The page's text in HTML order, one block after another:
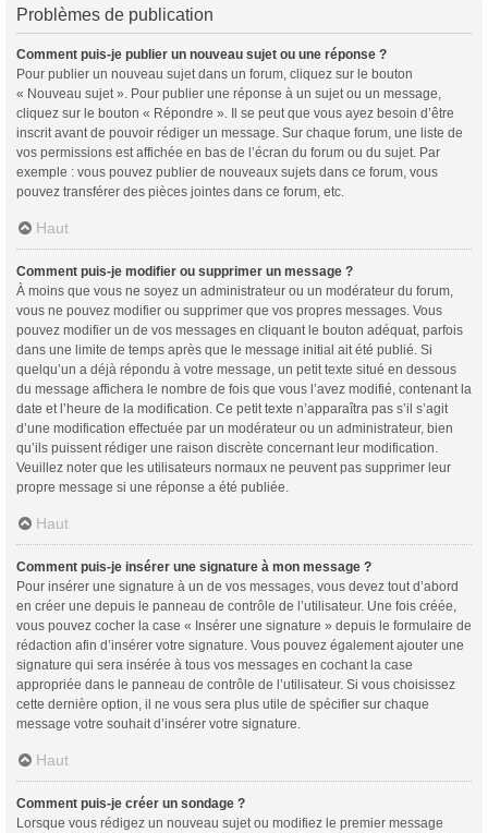
Problèmes de publication
Comment puis-je publier un nouveau sujet ou une réponse ?
Pour publier un nouveau sujet dans un forum, cliquez sur le bouton
« Nouveau sujet ». Pour publier une réponse à un sujet ou un message,
cliquez sur le bouton « Répondre ». Il se peut que vous ayez besoin d’être
inscrit avant de pouvoir rédiger un message. Sur chaque forum, une liste de
vos permissions est affichée en bas de l’écran du forum ou du sujet. Par
exemple : vous pouvez publier de nouveaux sujets dans ce forum, vous
pouvez transférer des pièces jointes dans ce forum, etc.
Haut
Comment puis-je modifier ou supprimer un message ?
À moins que vous ne soyez un administrateur ou un modérateur du forum,
vous ne pouvez modifier ou supprimer que vos propres messages. Vous
pouvez modifier un de vos messages en cliquant le bouton adéquat, parfois
dans une limite de temps après que le message initial ait été publié. Si
quelqu’un a déjà répondu à votre message, un petit texte situé en dessous
du message affichera le nombre de fois que vous l’avez modifié, contenant la
date et l’heure de la modification. Ce petit texte n’apparaîtra pas s’il s’agit
d’une modification effectuée par un modérateur ou un administrateur, bien
qu’ils puissent rédiger une raison discrète concernant leur modification.
Veuillez noter que les utilisateurs normaux ne peuvent pas supprimer leur
propre message si une réponse a été publiée.
Haut
Comment puis-je insérer une signature à mon message ?
Pour insérer une signature à un de vos messages, vous devez tout d’abord
en créer une depuis le panneau de contrôle de l’utilisateur. Une fois créée,
vous pouvez cocher la case « Insérer une signature » depuis le formulaire de
rédaction afin d’insérer votre signature. Vous pouvez également ajouter une
signature qui sera insérée à tous vos messages en cochant la case
appropriée dans le panneau de contrôle de l’utilisateur. Si vous choisissez
cette dernière option, il ne vous sera plus utile de spécifier sur chaque
message votre souhait d’insérer votre signature.
Haut
Comment puis-je créer un sondage ?
Lorsque vous rédigez un nouveau sujet ou modifiez le premier message